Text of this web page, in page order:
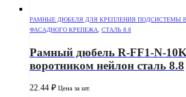
РАМНЫЕ ДЮБЕЛЯ ДЛЯ КРЕПЛЕНИЯ ПОДСИСТЕМЫ
ФАСАДНОГО КРЕПЕЖА, СТАЛЬ 8.8
Рамный дюбель R-FF1-N-
воротником нейлон сталь 8.8
22.44 ₽ Цена за шт.